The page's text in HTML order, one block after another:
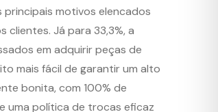
motivos elencados
Já para 33,3%, a
em adquirir peças de
mais fácil de garantir um alto
bonita, com 100% de
uma política de trocas eficaz